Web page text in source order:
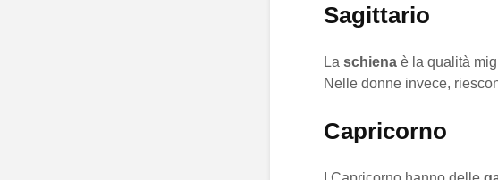
Sagittario
La schiena è la qualità
Nelle donne invece,
Capricorno